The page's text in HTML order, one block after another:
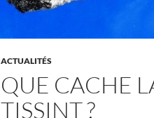
ACTUALITÉS
QUE CACHE
TISSINT ?